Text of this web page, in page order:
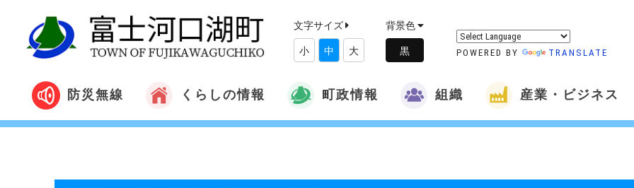
文字サイズ
小 中 大
背景色
POWERED BY TRANSLATE
防災無線 くらしの情報 町政情報 組織 産業・ビジネス